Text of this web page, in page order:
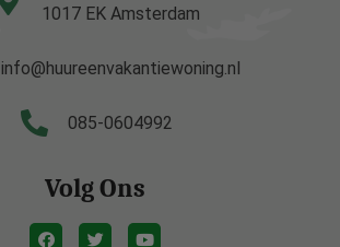
1017 EK Amsterdam
info@huureenvakantiewoning.nl
085-0604992
Volg Ons